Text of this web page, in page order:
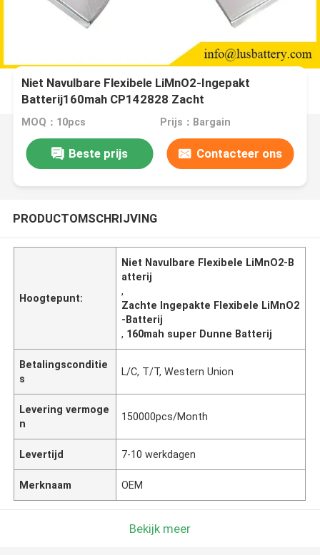
Niet Navulbare Flexibele LiMnO2-Ingepakt
Batterij160mah CP142828 Zacht
MOQ：10pcs Prijs：Bargain
Beste prijs Contacteer ons
PRODUCTOMSCHRIJVING
Hoogtepunt:
Niet Navulbare Flexibele LiMnO2-B
atterij
,
Zachte Ingepakte Flexibele LiMnO2
-Batterij
, 160mah super Dunne Batterij
Betalingsconditie
s
L/C, T/T, Western Union
Levering vermoge
n
150000pcs/Month
Levertijd 7-10 werkdagen
Merknaam OEM
Bekijk meer